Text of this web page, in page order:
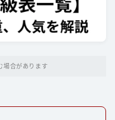
場合があります